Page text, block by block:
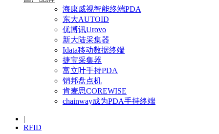
海康威视智能终端PDA
东大AUTOID
优博讯Urovo
新大陆采集器
Idata移动数据终端
捷宝采集器
富立叶手持PDA
销邦盘点机
肯麦思COREWISE
chainway成为PDA手持终端
|
RFID